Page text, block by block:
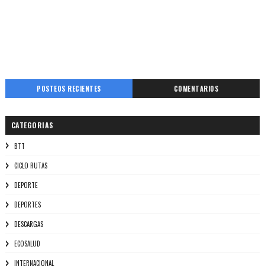
POSTEOS RECIENTES COMENTARIOS
CATEGORIAS
BTT
CICLO RUTAS
DEPORTE
DEPORTES
DESCARGAS
ECOSALUD
INTERNACIONAL